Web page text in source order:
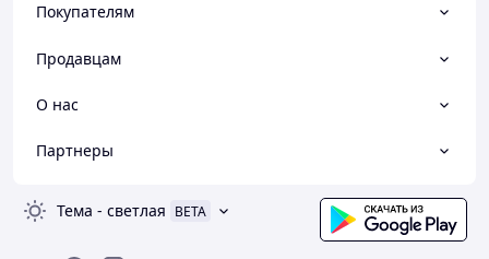
Покупателям
Продавцам
О нас
Партнеры
Тема - светлая BETA